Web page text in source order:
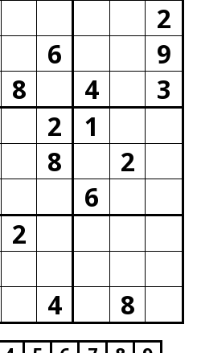
2
6
9
8
4
3
2
1
8
2
6
2
4 8